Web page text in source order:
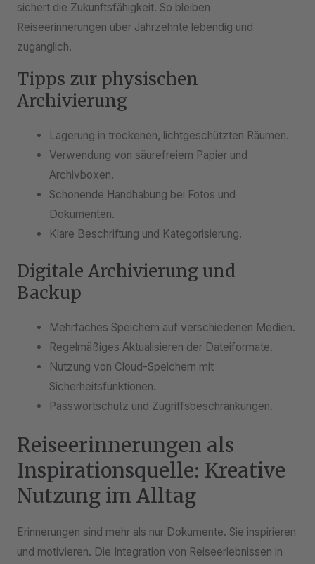
sichert die Zukunftsfähigkeit. So bleiben
Reiseerinnerungen über Jahrzehnte lebendig und
zugänglich.
Tipps zur physischen
Archivierung
Lagerung in trockenen, lichtgeschützten Räumen.
Verwendung von säurefreiem Papier und
Archivboxen.
Schonende Handhabung bei Fotos und
Dokumenten.
Klare Beschriftung und Kategorisierung.
Digitale Archivierung und
Backup
Mehrfaches Speichern auf verschiedenen Medien.
Regelmäßiges Aktualisieren der Dateiformate.
Nutzung von Cloud-Speichern mit
Sicherheitsfunktionen.
Passwortschutz und Zugriffsbeschränkungen.
Reiseerinnerungen als
Inspirationsquelle: Kreative
Nutzung im Alltag
Erinnerungen sind mehr als nur Dokumente. Sie inspirieren
und motivieren. Die Integration von Reiseerlebnissen in